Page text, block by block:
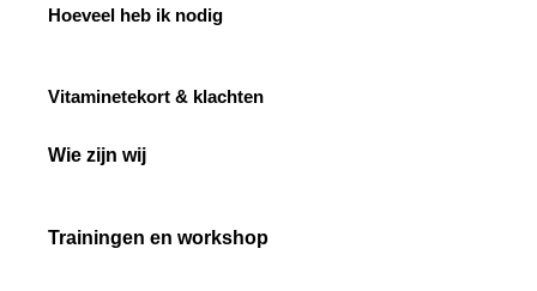
Hoeveel heb ik nodig
Vitaminetekort & klachten
Wie zijn wij
Trainingen en workshop